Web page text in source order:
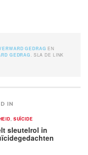
GEDRAG EN
GEDRAG
. SLA DE LINK
IN
SUÏCIDE
sleutelrol in